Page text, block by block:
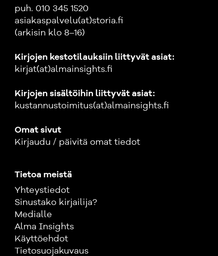
puh. 010 345 1520
asiakaspalvelu(at)storia.fi
(arkisin klo 8–16)
Kirjojen kestotilauksiin liittyvät asiat:
kirjat(at)almainsights.fi
Kirjojen sisältöihin liittyvät asiat:
kustannustoimitus(at)almainsights.fi
Omat sivut
Kirjaudu / päivitä omat tiedot
Tietoa meistä
Yhteystiedot
Sinustako kirjailija?
Medialle
Alma Insights
Käyttöehdot
Tietosuojakuvaus